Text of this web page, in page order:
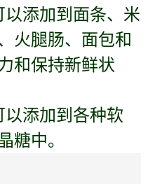
以添加到面条、米
火腿肠、面包和
和保持新鲜状
以添加到各种软
糖中。